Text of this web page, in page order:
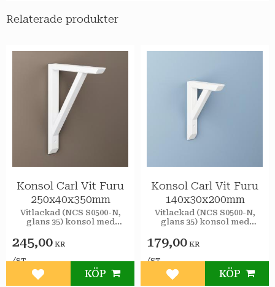
Relaterade produkter
Konsol Carl Vit Furu
250x40x350mm
Vitlackad (NCS S0500-N,
glans 35) konsol med
borrhål.
245,00 KR
/ST
Lägg till i favoriter
KÖP
Konsol Carl Vit Furu
140x30x200mm
Vitlackad (NCS S0500-N,
glans 35) konsol med
borrhål.
179,00 KR
/ST
Lägg till i favoriter
KÖP